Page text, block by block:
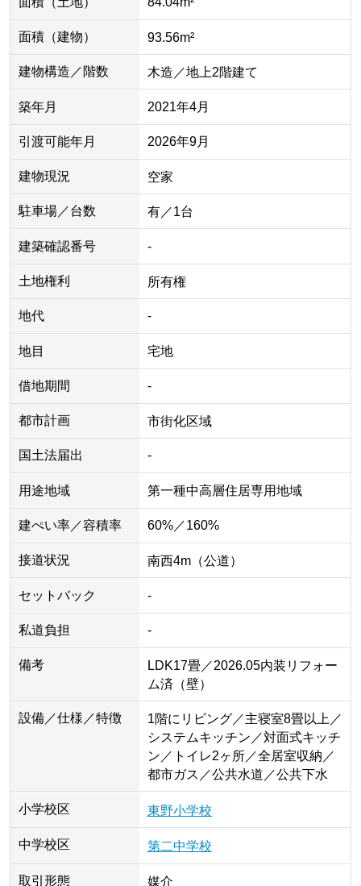
面積（建物） 93.56m²
建物構造／階数 木造／地上2階建て
築年月 2021年4月
引渡可能年月 2026年9月
建物現況 空家
駐車場／台数 有／1台
建築確認番号 -
土地権利 所有権
地代 -
地目 宅地
借地期間 -
都市計画 市街化区域
国土法届出 -
用途地域 第一種中高層住居専用地域
建ぺい率／容積率 60%／160%
接道状況 南西4m（公道）
セットバック -
私道負担 -
備考
LDK17畳／2026.05内装リフォー
ム済（壁）
設備／仕様／特徴
1階にリビング／主寝室8畳以上／
システムキッチン／対面式キッチ
ン／トイレ2ヶ所／全居室収納／
都市ガス／公共水道／公共下水
小学校区 東野小学校
中学校区 第二中学校
取引形態 媒介